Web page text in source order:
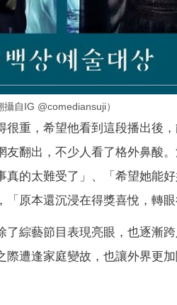
自IG @comediansuji）
重，希望他看到這段播出後
翻出，不少人看了格外鼻酸
的太難受了」、「希望她能
原本還沉浸在得獎喜悅，轉眼
綜藝節目表現亮眼，也逐漸
遭逢家庭變故，也讓外界更